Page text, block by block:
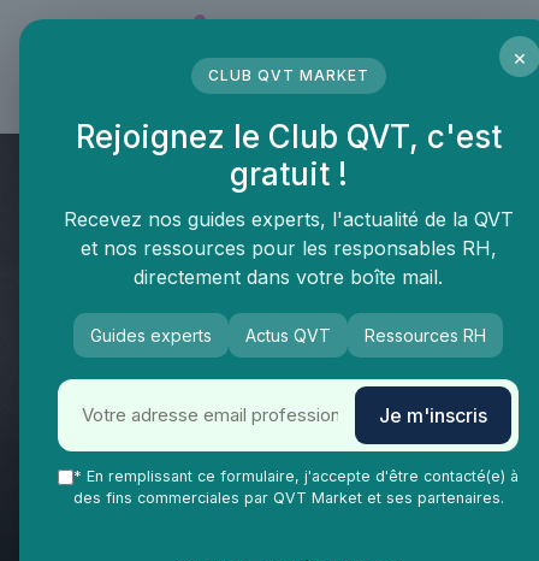
QVT Market Recrutement
Modèle de lettre de témoignage
×
CLUB QVT MARKET
Rejoignez le Club QVT, c'est
gratuit !
Recevez nos guides experts, l'actualité de la QVT
et nos ressources pour les responsables RH,
directement dans votre boîte mail.
Guides experts Actus QVT Ressources RH
Je m'inscris
* En remplissant ce formulaire, j'accepte d'être contacté(e) à
des fins commerciales par QVT Market et ses partenaires.
Panneau de gestion des cookies